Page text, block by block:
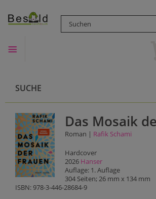
SUCHE
Das Mosaik
Roman | Rafik Schami
Hardcover
2026 Hanser
Auflage: 1. Auflage
304 Seiten; 26 mm x 134 mm
ISBN: 978-3-446-28684-9